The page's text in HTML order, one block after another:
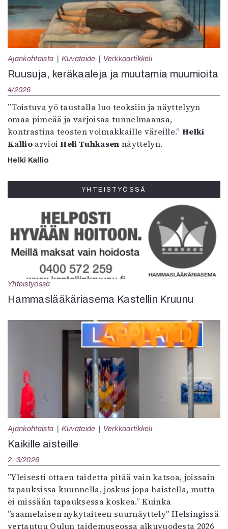
Ajankohtaista Kuvataide Verkkoartikkeli
Ruusuja, keräkaaleja ja muutamia muumioita
4/2026
”Toistuva yö taustalla luo teoksiin ja näyttelyyn
omaa pimeää ja varjoisaa tunnelmaansa,
kontrastina teosten voimakkaille väreille.”Helki
KallioarvioiHeli Tuhkasen näyttelyn.
Helki Kallio
YHTEISTYÖSSÄ
Yhteistyössä
Hammaslääkäriasema Kastellin Kruunu
Ajankohtaista Kuvataide Verkkoartikkeli
Kaikille aisteille
2–3/2026
”Yleisesti ottaen taidetta pitää vain katsoa, joissain
tapauksissa kuunnella, joskus jopa haistella, mutta
ei missään tapauksessa koskea.” Kuinka
”saamelaisen nykytaiteen suurnäyttely” Helsingissä
vertautuu Oulun taidemuseossa alkuvuodesta 2026